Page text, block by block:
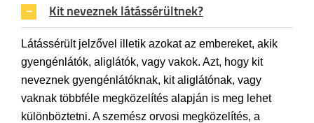
Kit neveznek látássérültnek?
Látássérült jelzővel illetik azokat az embereket, akik
gyengénlátók, aliglátók, vagy vakok. Azt, hogy kit
neveznek gyengénlátóknak, kit aliglátónak, vagy
vaknak többféle megközelítés alapján is meg lehet
különböztetni. A szemész orvosi megközelítés, a